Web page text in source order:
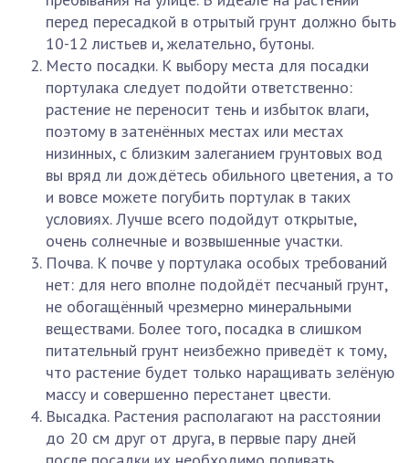
перед пересадкой в отрытый грунт должно быть
10-12 листьев и, желательно, бутоны.
Место посадки. К выбору места для посадки
портулака следует подойти ответственно:
растение не переносит тень и избыток влаги,
поэтому в затенённых местах или местах
низинных, с близким залеганием грунтовых вод
вы вряд ли дождётесь обильного цветения, а то
и вовсе можете погубить портулак в таких
условиях. Лучше всего подойдут открытые,
очень солнечные и возвышенные участки.
Почва. К почве у портулака особых требований
нет: для него вполне подойдёт песчаный грунт,
не обогащённый чрезмерно минеральными
веществами. Более того, посадка в слишком
питательный грунт неизбежно приведёт к тому,
что растение будет только наращивать зелёную
массу и совершенно перестанет цвести.
Высадка. Растения располагают на расстоянии
до 20 см друг от друга, в первые пару дней